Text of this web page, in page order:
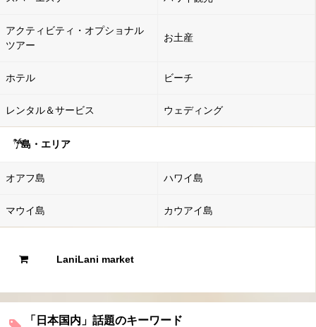
アクティビティ・オプショナル
ツアー
お土産
ホテル ビーチ
レンタル＆サービス ウェディング
島・エリア
オアフ島 ハワイ島
マウイ島 カウアイ島
LaniLani market
「日本国内」話題のキーワード